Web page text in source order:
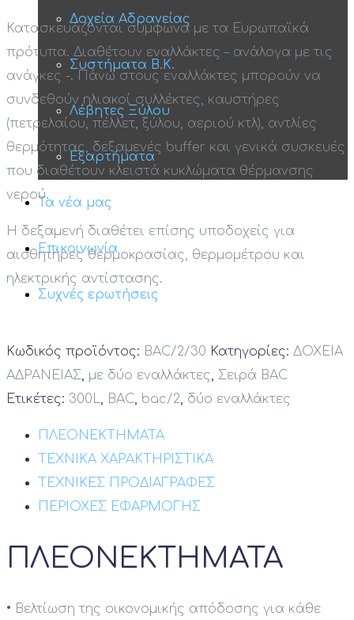
Δοχεία Αδρανείας
Συστήματα Β.Κ.
Λέβητες Ξύλου
Εξαρτήματα
Τα νέα μας
Επικοινωνία
Συχνές ερωτήσεις
Κατασκευάζονται σύμφωνα με τα Ευρωπαϊκά
πρότυπα. Διαθέτουν εναλλάκτες – ανάλογα με τις
ανάγκες -. Πάνω στους εναλλάκτες μπορούν να
συνδεθούν ηλιακοί συλλέκτες, καυστήρες
(πετρελαίου, πέλλετ, ξύλου, αεριού κτλ), αντλίες
θερμότητας, δεξαμενές buffer και γενικά συσκευές
που διαθέτουν κλειστά κυκλώματα θέρμανσης
νερού.
H δεξαμενή διαθέτει επίσης υποδοχείς για
αισθητήρες θερμοκρασίας, θερμομέτρου και
ηλεκτρικής αντίστασης.
Κωδικός προϊόντος: BAC/2/30 Κατηγορίες: ΔΟΧΕΙΑ
ΑΔΡΑΝΕΙΑΣ, με δύο εναλλάκτες, Σειρά BAC
Ετικέτες: 300L, BAC, bac/2, δύο εναλλάκτες
ΠΛΕΟΝΕΚΤΗΜΑΤΑ
ΤΕΧΝΙΚΑ ΧΑΡΑΚΤΗΡΙΣΤΙΚΑ
ΤΕΧΝΙΚΕΣ ΠΡΟΔΙΑΓΡΑΦΕΣ
ΠΕΡΙΟΧΕΣ ΕΦΑΡΜΟΓΗΣ
ΠΛΕΟΝΕΚΤΗΜΑΤΑ
• Βελτίωση της οικονομικής απόδοσης για κάθε